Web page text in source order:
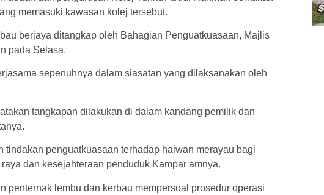
memasuki kawasan kolej tersebut.
berjaya ditangkap oleh Bahagian Penguatkuasaan, Majlis
pada Selasa.
sepenuhnya dalam siasatan yang dilaksanakan oleh
tangkapan dilakukan di dalam kandang pemilik dan
tindakan penguatkuasaan terhadap haiwan merayau bagi
dan kesejahteraan penduduk Kampar amnya.
penternak lembu dan kerbau mempersoal prosedur operasi